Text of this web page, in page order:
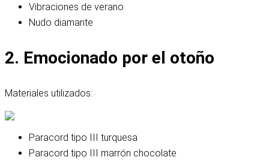
Vibraciones de verano
Nudo diamante
2. Emocionado por el otoño
Materiales utilizados:
Paracord tipo III turquesa
Paracord tipo III marrón chocolate